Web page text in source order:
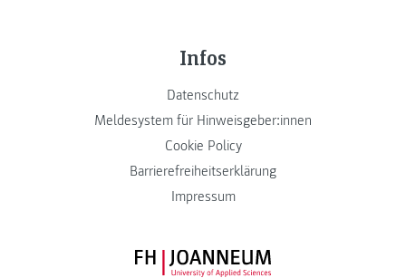
Infos
Datenschutz
Meldesystem für Hinweisgeber:innen
Cookie Policy
Barrierefreiheitserklärung
Impressum
FH JOANNEUM Logo